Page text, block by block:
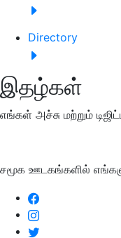
Directory
இதழ்கள்
எங்கள் அச்சு மற்றும்
சமூக ஊடகங்களில்